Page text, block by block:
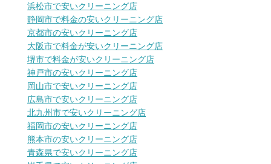
浜松市で安いクリーニング店
静岡市で料金の安いクリーニング店
京都市の安いクリーニング店
大阪市で料金が安いクリーニング店
堺市で料金が安いクリーニング店
神戸市の安いクリーニング店
岡山市で安いクリーニング店
広島市で安いクリーニング店
北九州市で安いクリーニング店
福岡市の安いクリーニング店
熊本市の安いクリーニング店
青森県で安いクリーニング店